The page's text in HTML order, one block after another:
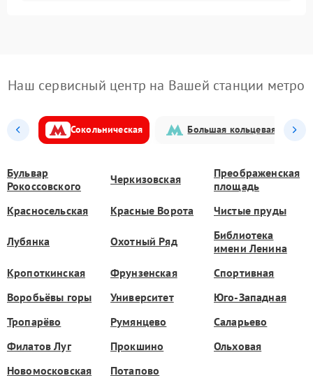
Наш сервисный центр на Вашей станции метро
Сокольническая Большая кольцевая
Бульвар
Рокоссовского
Черкизовская
Преображенская
площадь
Красносельская
Красные Ворота Чистые пруды
Лубянка Охотный Ряд
Библиотека
имени Ленина
Кропоткинская
Фрунзенская
Спортивная
Воробьёвы горы
Университет
Юго-Западная
Тропарёво
Румянцево
Саларьево
Филатов Луг
Прокшино
Ольховая
Новомосковская
Потапово